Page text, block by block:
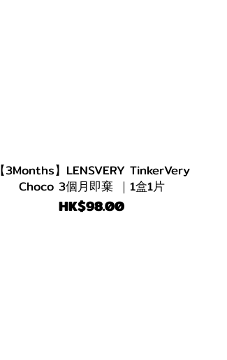
【3Months】LENSVERY TinkerVery
Choco 3個月即棄 ｜1盒1片
HK$98.00